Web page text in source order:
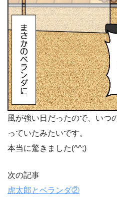
風が強い日だったので、いつ
っていたみたいです。
本当に驚きました(^^;)
次の記事
虎太郎とベランダ②